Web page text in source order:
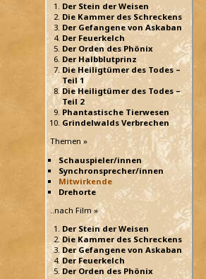
Der Stein der Weisen
Die Kammer des Schreckens
Der Gefangene von Askaban
Der Feuerkelch
Der Orden des Phönix
Der Halbblutprinz
Die Heiligtümer des Todes –
Teil 1
Die Heiligtümer des Todes –
Teil 2
Phantastische Tierwesen
Grindelwalds Verbrechen
Themen »
Schauspieler/innen
Synchronsprecher/innen
Mitwirkende
Drehorte
..nach Film »
Der Stein der Weisen
Die Kammer des Schreckens
Der Gefangene von Askaban
Der Feuerkelch
Der Orden des Phönix